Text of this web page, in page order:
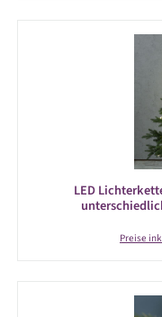
LED
Preise